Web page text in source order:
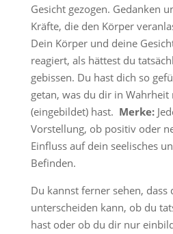
Gesicht gezogen. Gedanken
Kräfte, die den Körper
Dein Körper und deine
reagiert, als hättest du
gebissen. Du hast dich so
getan, was du dir in
(eingebildet) hast. Merke:
Vorstellung, ob positiv oder
Einfluss auf dein seelisches
Befinden.
Du kannst ferner sehen,
unterscheiden kann, ob du
hast oder ob du dir nur